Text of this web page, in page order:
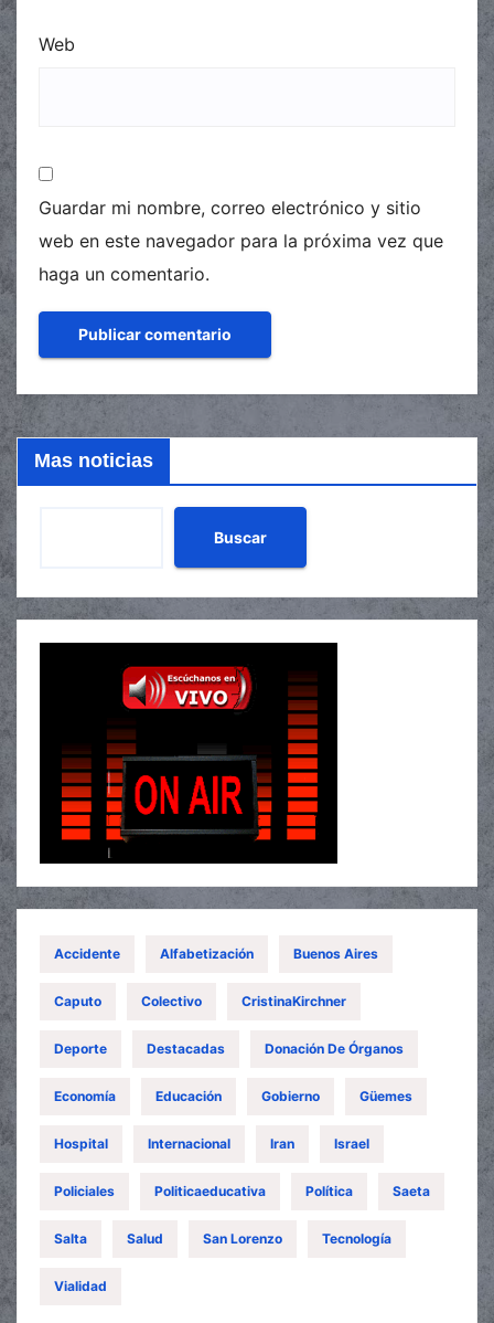
Web
Guardar mi nombre, correo electrónico y sitio
web en este navegador para la próxima vez que
haga un comentario.
Mas noticias
Buscar
Accidente Alfabetización Buenos Aires
Caputo Colectivo CristinaKirchner
Deporte Destacadas Donación De Órganos
Economía Educación Gobierno Güemes
Hospital Internacional Iran Israel
Policiales Politicaeducativa Política Saeta
Salta Salud San Lorenzo Tecnología
Vialidad